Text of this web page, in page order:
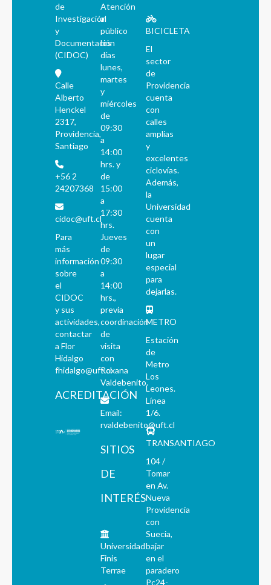
de
Investigación
y
Documentación
(CIDOC)
Calle
Alberto
Henckel
2317,
Providencia,
Santiago
+56 2
24207368
cidoc@uft.cl
Para
más
información
sobre
el
CIDOC
y sus
actividades,
contactar
a Flor
Hidalgo
fhidalgo@uft.cl
ACREDITACIÓN
Atención
al
público
los
días
lunes,
martes
y
miércoles
de
09:30
a
14:00
hrs. y
de
15:00
a
17:30
hrs.
Jueves
de
09:30
a
14:00
hrs.,
previa
coordinación
de
visita
con
Roxana
Valdebenito.
Email:
rvaldebenito@uft.cl
SITIOS
DE
INTERÉS
Universidad
Finis
Terrae
BICICLETA
El
sector
de
Providencia
cuenta
con
calles
amplias
y
excelentes
ciclovías.
Además,
la
Universidad
cuenta
con
un
lugar
especial
para
dejarlas.
METRO
Estación
de
Metro
Los
Leones.
Línea
1/6.
TRANSANTIAGO
104 /
Tomar
en Av.
Nueva
Providencia
con
Suecia,
bajar
en el
paradero
Pc24-